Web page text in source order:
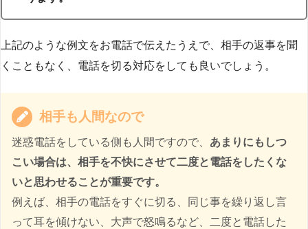
上記のような例文をお電話で伝えたうえで、相手の返事を聞
くこともなく、電話を切る対応をしても良いでしょう。
相手も人間なので
迷惑電話をしている側も人間ですので、 あまりにもしつ
こい場合は、相手を不快にさせて二度と電話をしたくな
いと思わせることが重要です。
例えば、相手の電話をすぐに切る、同じ事を繰り返し言
って耳を傾けない、大声で怒鳴るなど、二度と電話した